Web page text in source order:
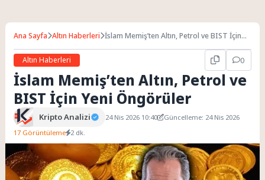
Ana Sayfa Altın Haberleri İslam Memiş’ten Altın, Petrol ve BIST İçin
Altın Haberleri
0
İslam Memiş’ten Altın, Petrol ve
BIST İçin Yeni Öngörüler
Kripto Analizi 24 Nis 2026 10:40
Güncelleme: 24 Nis 2026
17 Görüntüleme 2 dk.